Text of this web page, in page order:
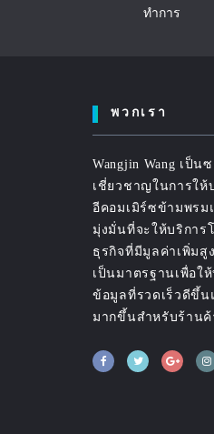
ทำการ
พวกเรา
Wangjin Wang เป็น
เชี่ยวชาญในการให้
อีคอมเมิร์ซข้ามพรม
มุ่งมั่นที่จะให้บริการ
ธุรกิจที่มีมูลค่าเพิ่มสู
เป็นมาตรฐานเพื่อใ
ข้อมูลที่รวดเร็วดีขึ้
มากขึ้นสำหรับร้านค้